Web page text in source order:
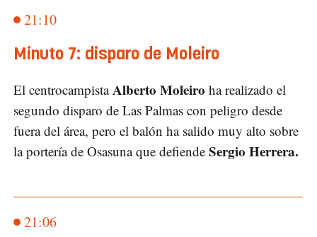
21:10
Minuto 7: disparo de Moleiro
El centrocampistaAlberto Moleiro ha realizado el
segundo disparo de Las Palmas con peligro desde
fuera del área, pero el balón ha salido muy alto sobre
la portería de Osasuna que defiende Sergio Herrera.
21:06